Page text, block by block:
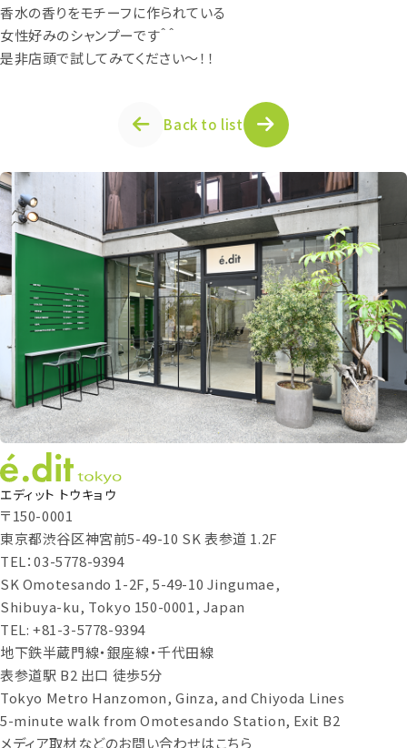
香水の香りをモチーフに作られている
女性好みのシャンプーです＾＾
是非店頭で試してみてください～！！
Back to list
エディット トウキョウ
〒150-0001
東京都渋谷区神宮前5-49-10 SK 表参道 1.2F
TEL：03-5778-9394
SK Omotesando 1-2F, 5-49-10 Jingumae,
Shibuya-ku, Tokyo 150-0001, Japan
TEL: +81-3-5778-9394
地下鉄半蔵門線・銀座線・千代田線
表参道駅 B2 出口 徒歩5分
Tokyo Metro Hanzomon, Ginza, and Chiyoda Lines
5-minute walk from Omotesando Station, Exit B2
メディア取材などのお問い合わせはこちら